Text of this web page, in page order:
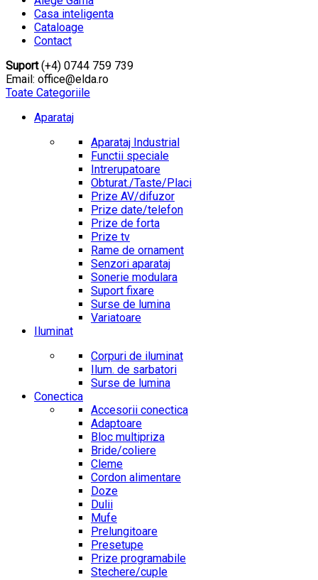
Casa inteligenta
Cataloage
Contact
Suport(+4) 0744 759 739
Email: office@elda.ro
Toate Categoriile
Aparataj
Aparataj Industrial
Functii speciale
Intrerupatoare
Obturat./Taste/Placi
Prize AV/difuzor
Prize date/telefon
Prize de forta
Prize tv
Rame de ornament
Senzori aparataj
Sonerie modulara
Suport fixare
Surse de lumina
Variatoare
Iluminat
Corpuri de iluminat
Ilum. de sarbatori
Surse de lumina
Conectica
Accesorii conectica
Adaptoare
Bloc multipriza
Bride/coliere
Cleme
Cordon alimentare
Doze
Dulii
Mufe
Prelungitoare
Presetupe
Prize programabile
Stechere/cuple